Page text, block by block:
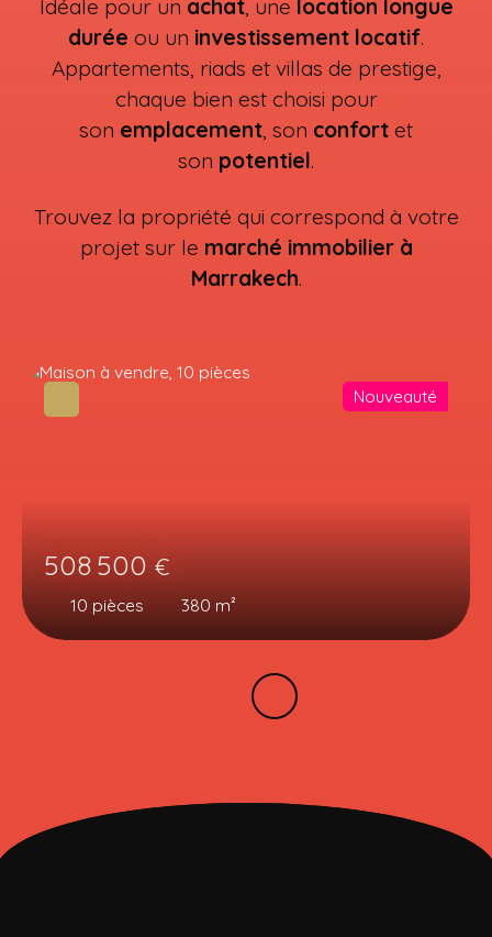
Idéale pour un achat, une location longue
durée ou un investissement locatif.
Appartements, riads et villas de prestige,
chaque bien est choisi pour
son emplacement, son confort et
son potentiel.
Trouvez la propriété qui correspond à votre
projet sur le marché immobilier à
Marrakech.
508 500€
10 pièces 380 m²
Nouveauté